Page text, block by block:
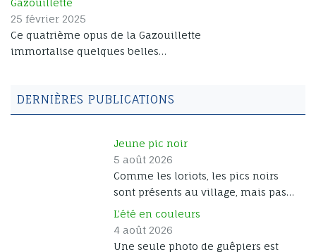
25 février 2025
Ce quatrième opus de la Gazouillette
immortalise quelques belles
dévoile ses innombrables oiseaux
sédentaires ou migrateurs. Les
Haute Maurienne, nous font
découvrir marmottes, renards, et
grand air, respirez à fond ! Vous
pouvez feuilleter ce livre en cliquant
sur les flèches et pages de gauche et
de droite, ou en balayant du doigt sur
DERNIÈRES PUBLICATIONS
Jeune pic noir
5 août 2026
Comme les loriots, les pics noirs
sont présents au village, mais pas
souvent visibles. Voici un jeune de
l’année, qui se demande peut-être
dans quelle direction sont les
L’été en couleurs
4 août 2026
Une seule photo de guêpiers est